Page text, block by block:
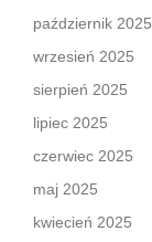
październik 2025
wrzesień 2025
sierpień 2025
lipiec 2025
czerwiec 2025
maj 2025
kwiecień 2025